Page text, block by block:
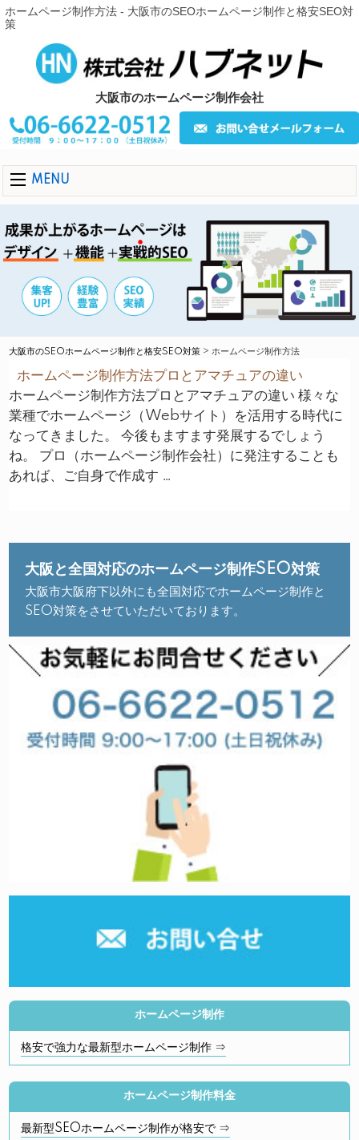
ホームページ制作方法 - 大阪市のSEOホームページ制作と格安SEO対
策
大阪市のホームページ制作会社
MENU
大阪市のSEOホームページ制作と格安SEO対策 >ホームページ制作方法
ホームページ制作方法プロとアマチュアの違い
ホームページ制作方法プロとアマチュアの違い 様々な
業種でホームページ（Webサイト）を活用する時代に
なってきました。 今後もますます発展するでしょう
ね。 プロ（ホームページ制作会社）に発注することも
あれば、ご自身で作成す …
大阪と全国対応のホームページ制作SEO対策
大阪市大阪府下以外にも全国対応でホームページ制作と
SEO対策をさせていただいております。
ホームページ制作
格安で強力な最新型ホームページ制作 ⇒
ホームページ制作料金
最新型SEOホームページ制作が格安で ⇒